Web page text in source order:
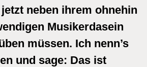
neben ihrem ohnehin
Musikerdasein
müssen. Ich nenn’s
und sage: Das ist